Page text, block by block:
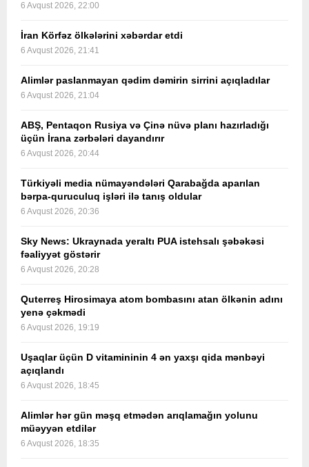
6 Avqust 2026, 22:00
İran Körfəz ölkələrini xəbərdar etdi
6 Avqust 2026, 21:41
Alimlər paslanmayan qədim dəmirin sirrini açıqladılar
6 Avqust 2026, 21:04
ABŞ, Pentaqon Rusiya və Çinə nüvə planı hazırladığı
üçün İrana zərbələri dayandırır
6 Avqust 2026, 20:44
Türkiyəli media nümayəndələri Qarabağda aparılan
bərpa-quruculuq işləri ilə tanış oldular
6 Avqust 2026, 20:36
Sky News: Ukraynada yeraltı PUA istehsalı şəbəkəsi
fəaliyyət göstərir
6 Avqust 2026, 20:28
Quterreş Hirosimaya atom bombasını atan ölkənin adını
yenə çəkmədi
6 Avqust 2026, 19:19
Uşaqlar üçün D vitamininin 4 ən yaxşı qida mənbəyi
açıqlandı
6 Avqust 2026, 18:45
Alimlər hər gün məşq etmədən arıqlamağın yolunu
müəyyən etdilər
6 Avqust 2026, 18:35